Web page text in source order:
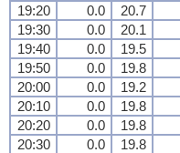
19:20
0.0 20.7
19:30
0.0 20.1
19:40
0.0 19.5
19:50
0.0 19.8
20:00
0.0 19.2
20:10
0.0 19.8
20:20
0.0 19.8
20:30
0.0 19.8